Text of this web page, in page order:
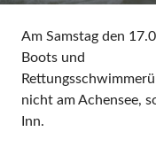
Am Samstag den
Boots und
nicht am Achensee,
Inn.